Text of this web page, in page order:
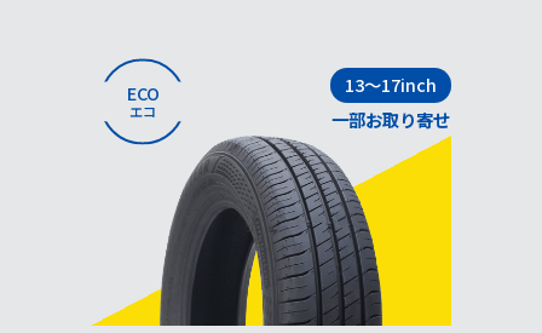
ECO
エコ
13～17inch
一部お取り寄せ